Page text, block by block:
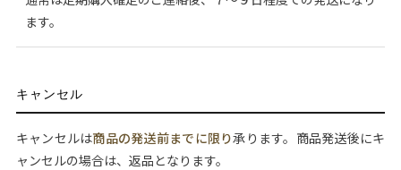
ます。
キャンセル
キャンセルは商品の発送前までに限り承ります。商品発送後にキ
ャンセルの場合は、返品となります。